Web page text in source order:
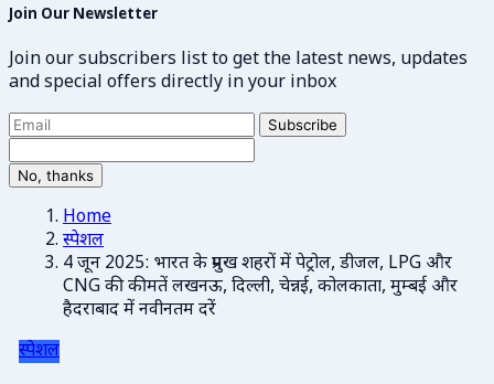
Join Our Newsletter
Join our subscribers list to get the latest news, updates
and special offers directly in your inbox
Subscribe
No, thanks
Home
स्पेशल
4 जून 2025: भारत के प्रमुख शहरों में पेट्रोल, डीजल, LPG और
CNG की कीमतें लखनऊ, दिल्ली, चेन्नई, कोलकाता, मुम्बई और
हैदराबाद में नवीनतम दरें
स्पेशल